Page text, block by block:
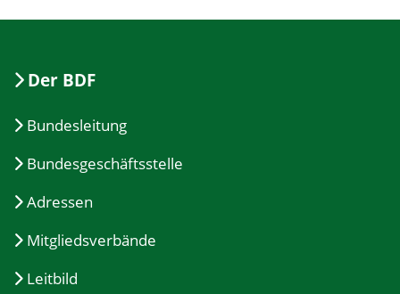
Der BDF
Bundesleitung
Bundesgeschäftsstelle
Adressen
Mitgliedsverbände
Leitbild